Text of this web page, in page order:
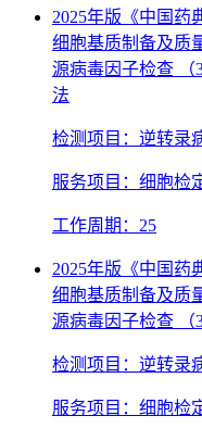
2025年版《中国药
细胞基质制备及质
源病毒因子检查
法
检测项目：逆转录
服务项目：细胞检
工作周期：25
2025年版《中国药
细胞基质制备及质
源病毒因子检查
检测项目：逆转录
服务项目：细胞检